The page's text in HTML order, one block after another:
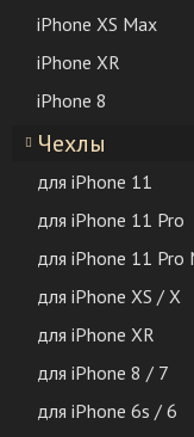
iPhone XS Max
iPhone XR
iPhone 8
Чехлы
для iPhone 11
для iPhone 11 Pro
для iPhone 11 Pro
для iPhone XS / X
для iPhone XR
для iPhone 8 / 7
для iPhone 6s / 6